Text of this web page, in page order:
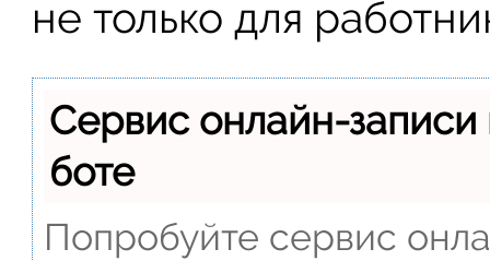
не только для
Сервис онлайн-
боте
Попробуйте сервис